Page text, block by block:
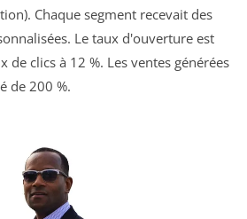
Chaque segment recevait des
Le taux d'ouverture est
de clics à 12 %. Les ventes générées
de 200 %.